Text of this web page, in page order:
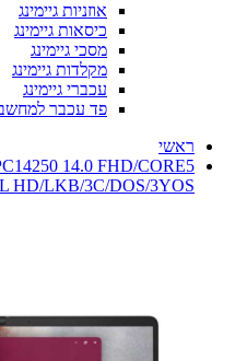
אוזניות גיימינג
כיסאות גיימינג
מסכי גיימינג
מקלדות גיימינג
עכברי גיימינג
פד עכבר
ראשי
14.0 FHD/CORE5
HD/LKB/3C/DOS/3YOS